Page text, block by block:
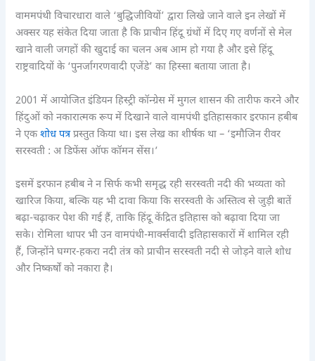
वाममपंथी विचारधारा वाले ‘बुद्धिजीवियों’ द्वारा लिखे जाने वाले इन लेखों में
अक्सर यह संकेत दिया जाता है कि प्राचीन हिंदू ग्रंथों में दिए गए वर्णनों से मेल
खाने वाली जगहों की खुदाई का चलन अब आम हो गया है और इसे हिंदू
राष्ट्रवादियों के ‘पुनर्जागरणवादी एजेंडे’ का हिस्सा बताया जाता है।
2001 में आयोजित इंडियन हिस्ट्री कॉन्ग्रेस में मुगल शासन की तारीफ करने और
हिंदुओं को नकारात्मक रूप में दिखाने वाले वामपंथी इतिहासकार इरफान हबीब
ने एकशोध पत्रप्रस्तुत किया था। इस लेख का शीर्षक था – ‘इमौजिन रीवर
सरस्वती : अ डिफेंस ऑफ कॉमन सेंस।’
इसमें इरफान हबीब ने न सिर्फ कभी समृद्ध रही सरस्वती नदी की भव्यता को
खारिज किया, बल्कि यह भी दावा किया कि सरस्वती के अस्तित्व से जुड़ी बातें
बढ़ा-चढ़ाकर पेश की गई हैं, ताकि हिंदू केंद्रित इतिहास को बढ़ावा दिया जा
सके। रोमिला थापर भी उन वामपंथी-मार्क्सवादी इतिहासकारों में शामिल रही
हैं, जिन्होंने घग्गर-हकरा नदी तंत्र को प्राचीन सरस्वती नदी से जोड़ने वाले शोध
और निष्कर्षों को नकारा है।